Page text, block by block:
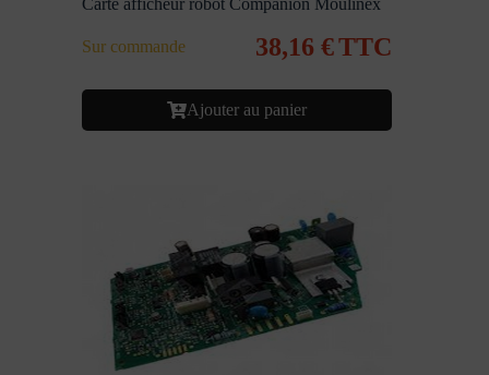
Carte afficheur robot Companion Moulinex
Sur commande 38,16 €TTC
Ajouter au panier